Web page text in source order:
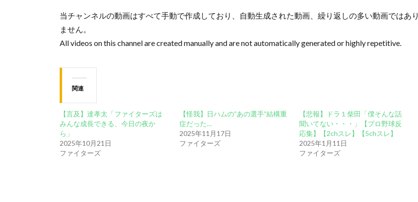
当チャンネルの動画はすべて手動で作成しており、自動生成された動画、繰り返しの多い動画ではあり
ません。
All videos on this channel are created manually and are not automatically generated or highly repetitive.
関連
【言及】達孝太「ファイターズは
みんな成長できる、今日の夜か
ら」
2025年10月21日
ファイターズ
【怪我】日ハムの”あの選手”結構重
症だった…
2025年11月17日
ファイターズ
【悲報】ドラ１柴田「僕そんな話
聞いてない・・・」【プロ野球反
応集】【2chスレ】【5chスレ】
2025年1月11日
ファイターズ